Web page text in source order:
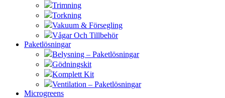
Trimning
Torkning
Vakuum & Försegling
Vågar Och Tillbehör
Paketlösningar
Belysning – Paketlösningar
Gödningskit
Komplett Kit
Ventilation – Paketlösningar
Microgreens